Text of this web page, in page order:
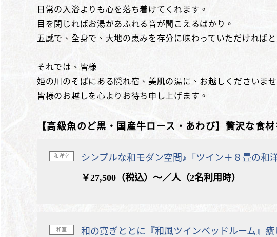
日常の入浴よりも心を落ち着けてくれます。
目を閉じればお湯があふれる音が聞こえるばかり。
五感で、全身で、大地の恵みを存分に味わっていただければと
それでは、皆様
姫の川のそばにある隠れ宿、美肌の湯に、お越しくださいませ
皆様のお越しを心よりお待ち申し上げます。
【高級魚のど黒・国産牛ロース・あわび】贅沢な食
和洋室
シンプルな和モダン空間♪「ツイン＋８畳の和洋
￥27,500（税込）～／人（2名利用時）
和室
和の寛ぎととに『和風ツインベッドルーム』癒